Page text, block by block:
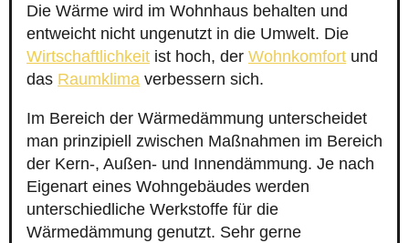
Die Wärme wird im Wohnhaus behalten und
entweicht nicht ungenutzt in die Umwelt. Die
Wirtschaftlichkeit ist hoch, der Wohnkomfort und
das Raumklima verbessern sich.
Im Bereich der Wärmedämmung unterscheidet
man prinzipiell zwischen Maßnahmen im Bereich
der Kern-, Außen- und Innendämmung. Je nach
Eigenart eines Wohngebäudes werden
unterschiedliche Werkstoffe für die
Wärmedämmung genutzt. Sehr gerne